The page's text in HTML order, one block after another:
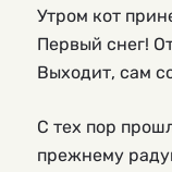
Утром кот
Первый снег!
Выходит, сам
С тех пор
прежнему